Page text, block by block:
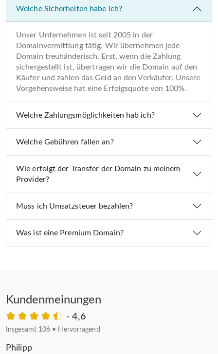
Welche Sicherheiten habe ich?
Unser Unternehmen ist seit 2005 in der
Domainvermittlung tätig. Wir übernehmen jede
Domain treuhänderisch. Erst, wenn die Zahlung
sichergestellt ist, übertragen wir die Domain auf den
Käufer und zahlen das Geld an den Verkäufer. Unsere
Vorgehensweise hat eine Erfolgsquote von 100%.
Welche Zahlungsmöglichkeiten hab ich?
Welche Gebühren fallen an?
Wie erfolgt der Transfer der Domain zu meinem
Provider?
Muss ich Umsatzsteuer bezahlen?
Was ist eine Premium Domain?
Kundenmeinungen
- 4,6
Insgesamt 106 • Hervorragend
Philipp